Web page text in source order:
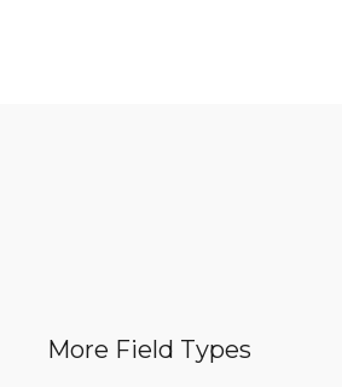
More Field Types